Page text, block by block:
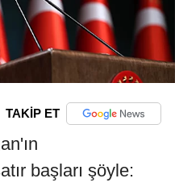
TAKİP ET
başları şöyle: